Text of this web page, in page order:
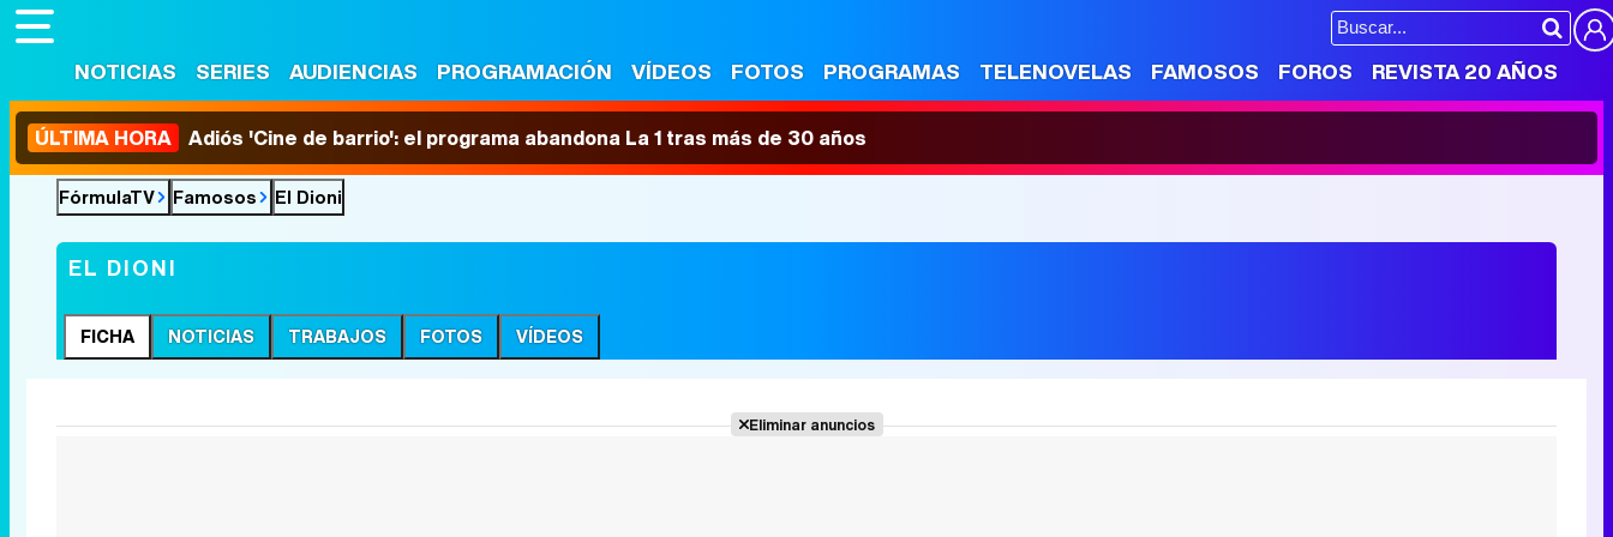
NOTICIAS SERIES AUDIENCIAS PROGRAMACIÓN VÍDEOS FOTOS PROGRAMAS TELENOVELAS FAMOSOS FOROS REVISTA 20 AÑOS
ÚLTIMA HORA Adiós 'Cine de barrio': el programa abandona La 1 tras más de 30 años
FórmulaTV Famosos El Dioni
EL DIONI
FICHA NOTICIAS TRABAJOS FOTOS VÍDEOS
Eliminar anuncios